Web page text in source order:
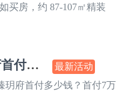
买房，约 87-107㎡精装
顺德金地招商臻玥府首付多少钱?首付7万起买三房
最新活动
玥府首付多少钱？首付7万